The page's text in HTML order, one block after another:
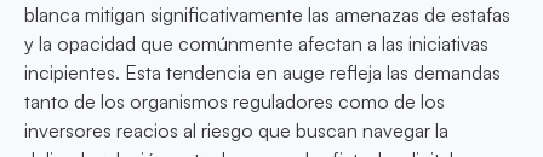
blanca mitigan significativamente las amenazas de estafas
y la opacidad que comúnmente afectan a las iniciativas
incipientes. Esta tendencia en auge refleja las demandas
tanto de los organismos reguladores como de los
inversores reacios al riesgo que buscan navegar la